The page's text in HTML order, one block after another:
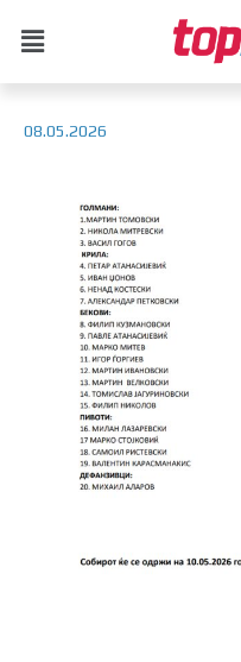
08.05.2026